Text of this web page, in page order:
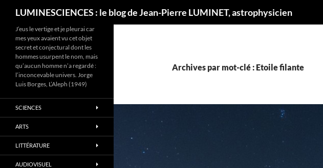
LUMINESCIENCES : le blog de Jean-Pierre LUMINET, astrophysicien
Archives par mot-clé : Etoile filante
J’eus le vertige et je pleurai car
mes yeux avaient vu cet objet
secret et conjectural dont les
hommes usurpent le nom, mais
qu’aucun homme n’a regardé :
l’inconcevable univers. Jorge
Luis Borges, L’Aleph (1949)
SCIENCES
ARTS
LITTÉRATURE
AUDIOVISUEL